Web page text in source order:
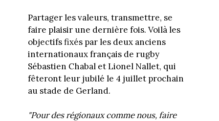
Partager les valeurs, transmettre, se
faire plaisir une dernière fois. Voilà les
objectifs fixés par les deux anciens
internationaux français de rugby
Sébastien Chabal et Lionel Nallet, qui
fêteront leur jubilé le 4 juillet prochain
au stade de Gerland.
"Pour des régionaux comme nous, faire